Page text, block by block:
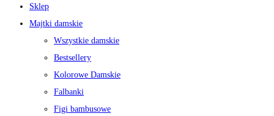
Sklep
Majtki damskie
Wszystkie damskie
Bestsellery
Kolorowe Damskie
Falbanki
Figi bambusowe